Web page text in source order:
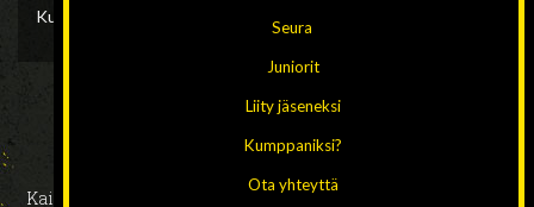
Kuvat arkistosta: Kontrastia/Pihla Liukkonen
Kaikki oikeudet pidätetään 2026 // Design ja toteutus:
Seura
Juniorit
Liity jäseneksi
Kumppaniksi?
Ota yhteyttä